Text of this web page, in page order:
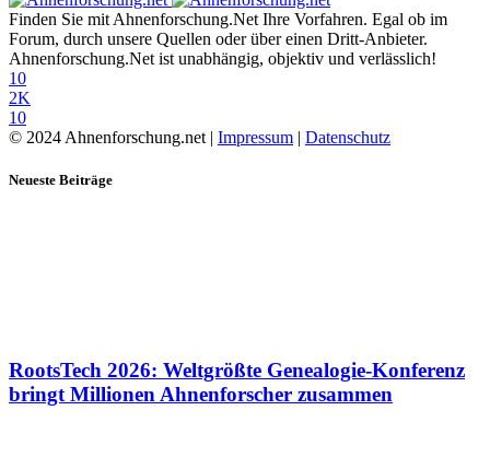
Finden Sie mit Ahnenforschung.Net Ihre Vorfahren. Egal ob im
Forum, durch unsere Quellen oder über einen Dritt-Anbieter.
Ahnenforschung.Net ist unabhängig, objektiv und verlässlich!
10
2K
10
© 2024 Ahnenforschung.net | Impressum | Datenschutz
Neueste Beiträge
RootsTech 2026: Weltgrößte Genealogie-Konferenz
bringt Millionen Ahnenforscher zusammen